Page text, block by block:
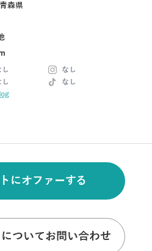
森県
し
なし
し
なし
にオファーする
ついてお問い合わせ